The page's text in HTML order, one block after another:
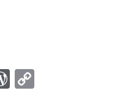
WordPress